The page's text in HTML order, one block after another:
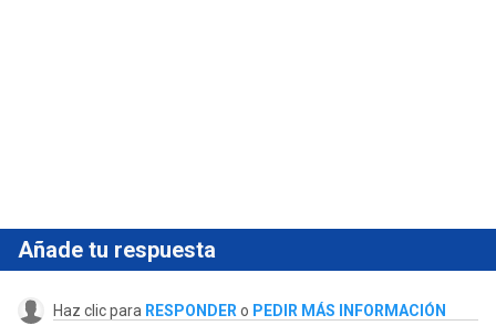
Añade tu respuesta
Haz clic para RESPONDER o PEDIR MÁS INFORMACIÓN